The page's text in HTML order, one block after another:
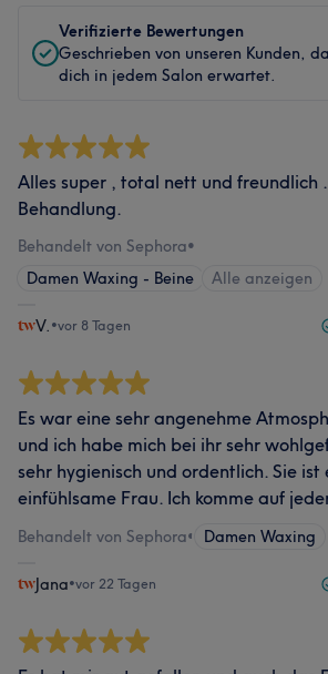
Verifizierte Bewertungen
Geschrieben von unseren Kunden,
dich in jedem Salon erwartet.
Alles super , total nett und freundlich
Behandlung.
Behandelt von Sephora•
Damen Waxing - Beine
Alle anzeigen
V. •vor 8 Tagen
Es war eine sehr angenehme
und ich habe mich bei ihr sehr
sehr hygienisch und ordentlich. Sie ist
einfühlsame Frau. Ich komme auf
Behandelt von Sephora• Damen Waxing
Jana•vor 22 Tagen